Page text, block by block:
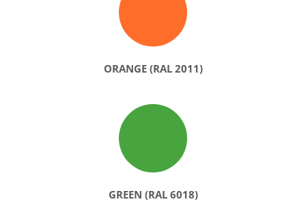
ORANGE (RAL 2011)
GREEN (RAL 6018)